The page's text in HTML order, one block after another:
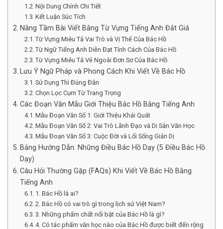
Nội Dung Chính Chi Tiết
Kết Luận Súc Tích
Nâng Tầm Bài Viết Bằng Từ Vựng Tiếng Anh Đắt Giá
Từ Vựng Miêu Tả Vai Trò và Vị Thế Của Bác Hồ
Từ Ngữ Tiếng Anh Diễn Đạt Tính Cách Của Bác Hồ
Từ Vựng Miêu Tả Vẻ Ngoài Đơn Sơ Của Bác Hồ
Lưu Ý Ngữ Pháp và Phong Cách Khi Viết Về Bác Hồ
Sử Dụng Thì Đúng Đắn
Chọn Lọc Cụm Từ Trang Trọng
Các Đoạn Văn Mẫu Giới Thiệu Bác Hồ Bằng Tiếng Anh
Mẫu Đoạn Văn Số 1: Giới Thiệu Khái Quát
Mẫu Đoạn Văn Số 2: Vai Trò Lãnh Đạo và Di Sản Văn Học
Mẫu Đoạn Văn Số 3: Cuộc Đời và Lối Sống Giản Dị
Bảng Hướng Dẫn: Những Điều Bác Hồ Dạy (5 Điều Bác Hồ
Dạy)
Câu Hỏi Thường Gặp (FAQs) Khi Viết Về Bác Hồ Bằng
Tiếng Anh
1. Bác Hồ là ai?
2. Bác Hồ có vai trò gì trong lịch sử Việt Nam?
3. Những phẩm chất nổi bật của Bác Hồ là gì?
4. Có tác phẩm văn học nào của Bác Hồ được biết đến rộng